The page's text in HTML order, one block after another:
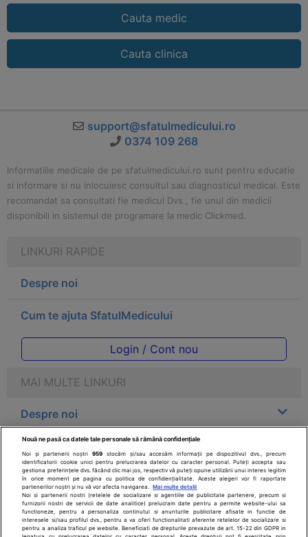
Cauta medic
Cauta clinica
support@sfatulmedicului.ro
0374 109 268
Informatiile medicale de pe sfatulmedicului.ro sunt pentru educatie
si informare si nu inlocuiesc consultul sau diagnosticul medical. Este
recomandat sa consultati fie medicul Dvs., fie unul din medicii
disponibili in sistemul de programare la medic Clickmed.
LINKURI RAPIDE
Despre noi
Cum te ajuta SfatulMedicului
Login / Cont nou
MAI MULTE LINKURI
Despre noi
Legal
Drepturile consumatorului
Parteneri
Nouă ne pasă ca datele tale personale să rămână confidențiale
Noi și partenerii noștri959 stocăm și/sau accesăm informații pe dispozitivul dvs., precum
identificatorii cookie unici pentru prelucrarea datelor cu caracter personal. Puteți accepta sau
gestiona preferințele dvs. făcând clic mai jos, respectiv vă puteți opune utilizării unui interes legitim
în orice moment pe pagina cu politica de confidențialitate. Aceste alegeri vor fi raportate
partenerilor noștri și nu vă vor afecta navigarea.
Mai multe detalii
Noi si partenerii nostri (retelele de socializare si agentiile de publicitate partenere, precum si
furnizorii nostri de servicii de date analitice) prelucram date pentru a permite website-ului sa
functioneze, pentru a personaliza continutul si anunturile publicitare afisate in functie de
interesele si/sau profilul dvs., pentru a va oferi functionalitati aferente retelelor de socializare si
pentru a analiza traficul pe website. Beneficiati de drepturile prevazute de art. 15-22 din GDPR in